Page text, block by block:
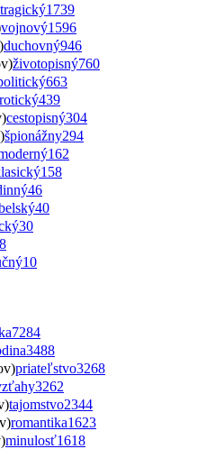
tragický1739
vojnový1596
duchovný946
životopisný760
663
439
cestopisný304
špionážny294
162
158
46
40
30
10
7284
3488
priateľstvo3268
3262
tajomstvo2344
romantika1623
minulosť1618